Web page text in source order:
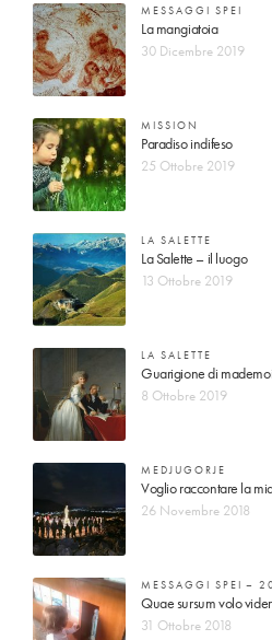
MESSAGGI SPEI
La mangiatoia
30 Dicembre 2019
MISSION
Paradiso indifeso
25 Ottobre 2019
LA SALETTE
La Salette – il luogo
13 Ottobre 2019
LA SALETTE
Guarigione di
8 Ottobre 2019
MEDJUGORJE
Voglio raccontare la
26 Novembre 2018
MESSAGGI SPEI –
Quae sursum volo
31 Ottobre 2018